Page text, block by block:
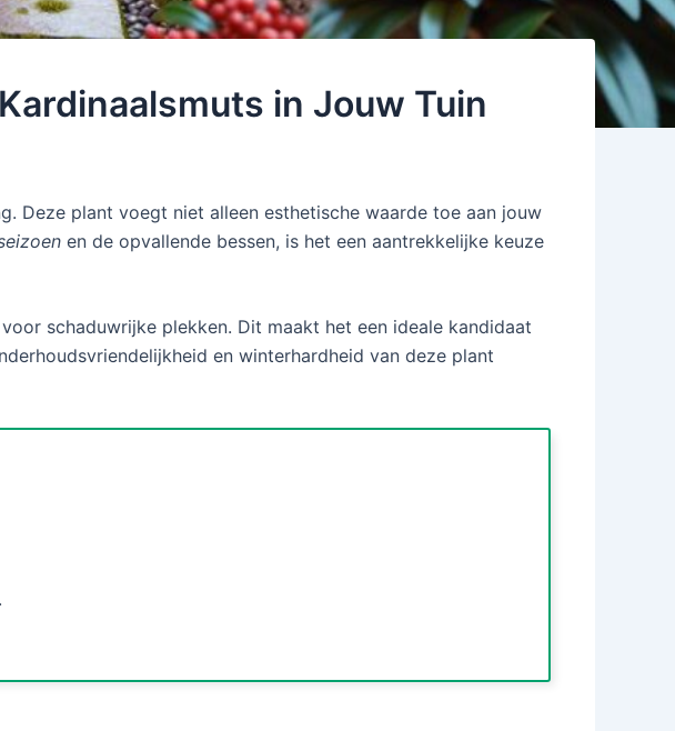
in Jouw Tuin
Deze plant voegt niet alleen esthetische waarde toe aan jouw
en de opvallende bessen, is het een aantrekkelijke keuze
schaduwrijke plekken. Dit maakt het een ideale kandidaat
en winterhardheid van deze plant